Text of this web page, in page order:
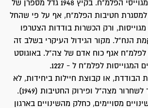
והיוו שישית ממספר מגוייסי הפלמ"ח. בקיץ 1948 גדל מספרן של
למסגרת חטיבות הפלמ"ח, אף על פי שהחל
ורק הכשרות בודדות הצטרפו
הנח"ל. מקור הגידול העיקרי בשלב זה
לפלמ"ח אגף כוח אדם של צה"ל. באוגוסט
לפלמ"ח ל - 1227.
הבודדת, או קבוצת חיילות ביחידות, לא
חל שינוי של ממש עד לשחרור מצה"ל ופירוק החטיבות (1949).
מסויימים, כחלק מהשינויים בארגון